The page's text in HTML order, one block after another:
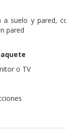
a suelo y pared,
pared
o TV